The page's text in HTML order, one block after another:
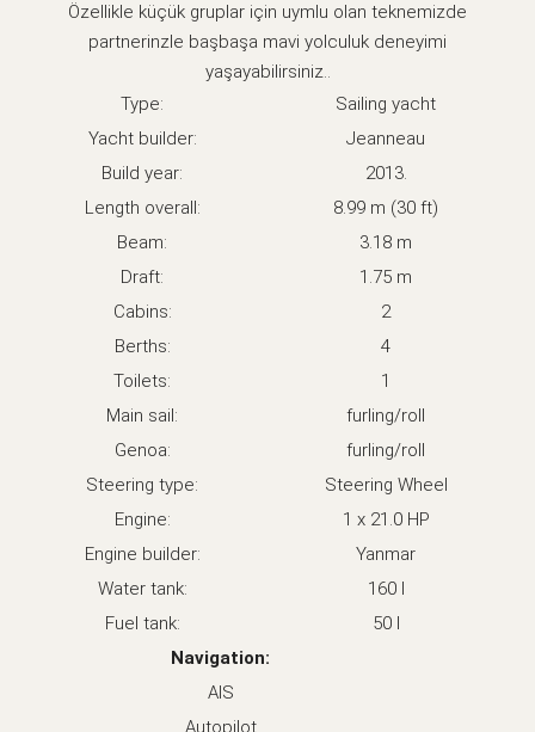
Özellikle küçük gruplar için uymlu olan teknemizde
partnerinzle başbaşa mavi yolculuk deneyimi
yaşayabilirsiniz..
Type:
Sailing yacht
Yacht builder:
Jeanneau
Build year:
2013.
Length overall:
8.99 m (30 ft)
Beam:
3.18 m
Draft:
1.75 m
Cabins:
2
Berths:
4
Toilets:
1
Main sail:
furling/roll
Genoa:
furling/roll
Steering type:
Steering Wheel
Engine:
1 x 21.0 HP
Engine builder:
Yanmar
Water tank:
160 l
Fuel tank:
50 l
Navigation:
AIS